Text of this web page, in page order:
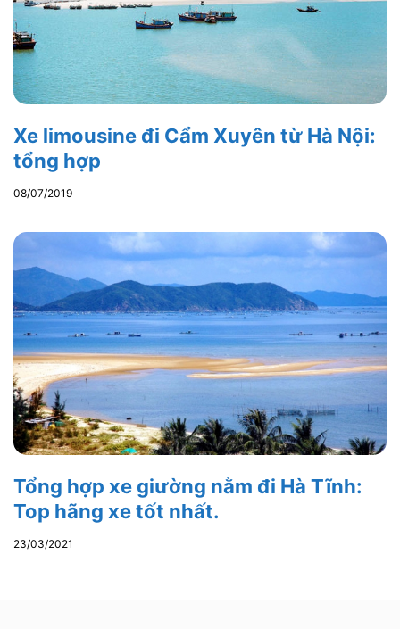
Xe limousine đi Cẩm Xuyên từ Hà Nội:
tổng hợp
08/07/2019
Tổng hợp xe giường nằm đi Hà Tĩnh:
Top hãng xe tốt nhất.
23/03/2021